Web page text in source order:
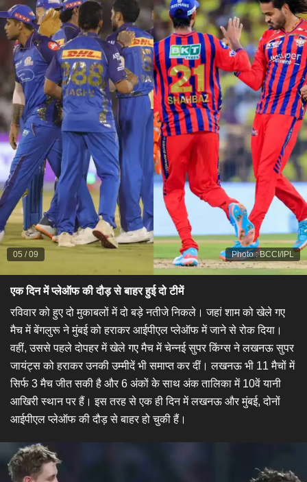
Photo: BCCI/IPL
05 /09
एक दिन में प्लेऑफ की दौड़ से बाहर हुई दो टीमें
रविवार को हुए दो मुकाबलों में दो बड़े नतीजे निकले। जहां शाम को खेले गए
मैच में बेंगलुरू ने मुंबई को हराकर आईपीएल प्लेऑफ में जाने से रोक दिया।
वहीं, उससे पहले दोपहर में खेले गए मैच में चेन्नई सुपर किंग्स ने लखनऊ सुपर
जायंट्स को हराकर उनकी उम्मीदें भी समाप्त कर दीं। लखनऊ भी 11 मैचों में
सिर्फ 3 मैच जीत सकी है और 6 अंकों के साथ अंक तालिका में 10वें यानी
आखिरी स्थान पर हैं। इस तरह से एक ही दिन में लखनऊ और मुंबई, दोनों
आईपीएल प्लेऑफ की दौड़ से बाहर हो चुकी हैं।